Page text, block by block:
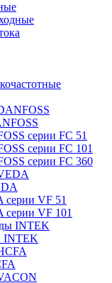
серии FC 51
серии FC 101
серии FC 360
серии VF 51
серии VF 101
INTEK